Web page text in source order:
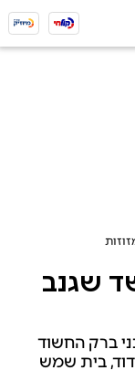
שגנב
ברק החשוד
בית שמש